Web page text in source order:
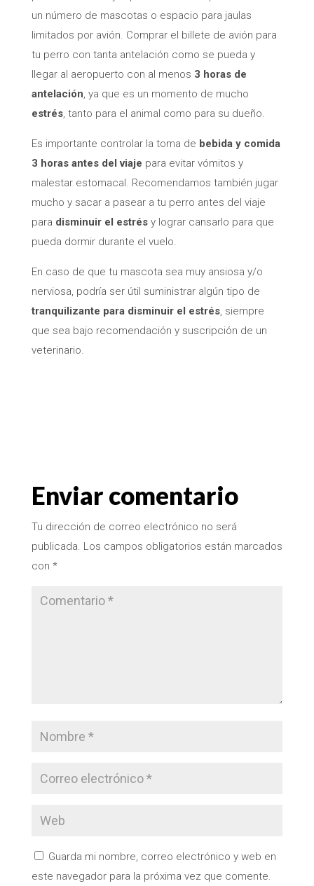
un número de mascotas o espacio para jaulas
limitados por avión. Comprar el billete de avión para
tu perro con tanta antelación como se pueda y
llegar al aeropuerto con al menos 3 horas de
antelación, ya que es un momento de mucho
estrés, tanto para el animal como para su dueño.
Es importante controlar la toma de bebida y comida
3 horas antes del viaje para evitar vómitos y
malestar estomacal. Recomendamos también jugar
mucho y sacar a pasear a tu perro antes del viaje
para disminuir el estrésy lograr cansarlo para que
pueda dormir durante el vuelo.
En caso de que tu mascota sea muy ansiosa y/o
nerviosa, podría ser útil suministrar algún tipo de
tranquilizante para disminuir el estrés, siempre
que sea bajo recomendación y suscripción de un
veterinario.
Enviar comentario
Tu dirección de correo electrónico no será
publicada. Los campos obligatorios están marcados
con *
Guarda mi nombre, correo electrónico y web en
este navegador para la próxima vez que comente.